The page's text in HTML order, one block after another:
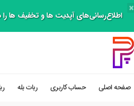
×
اطلاع‌رسانی‌های آپدیت ها و تخفیف ها را
صفحه اصلی حساب کاربری ربات بله